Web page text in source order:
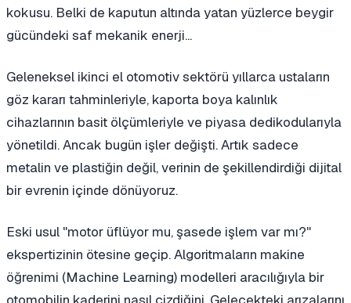
kokusu. Belki de kaputun altında yatan yüzlerce beygir
gücündeki saf mekanik enerji...
Geleneksel ikinci el otomotiv sektörü yıllarca ustaların
göz kararı tahminleriyle, kaporta boya kalınlık
cihazlarının basit ölçümleriyle ve piyasa dedikodularıyla
yönetildi. Ancak bugün işler değişti. Artık sadece
metalin ve plastiğin değil, verinin de şekillendirdiği dijital
bir evrenin içinde dönüyoruz.
Eski usul "motor üflüyor mu, şasede işlem var mı?"
ekspertizinin ötesine geçip. Algoritmaların makine
öğrenimi (Machine Learning) modelleri aracılığıyla bir